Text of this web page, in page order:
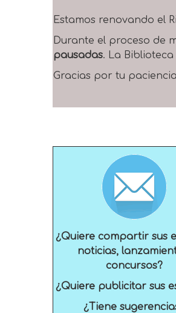
Estamos renovando el
Durante el proceso de
pausadas. La
Gracias por tu
¿Quiere compartir sus
noticias,
concursos?
¿Quiere publicitar sus
¿Tiene